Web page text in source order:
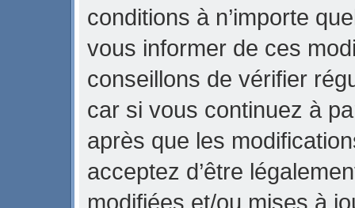
conditions à n’importe
vous informer de ces
conseillons de vérifier
car si vous continuez à
après que les
acceptez d’être
modifiées et/ou mises à